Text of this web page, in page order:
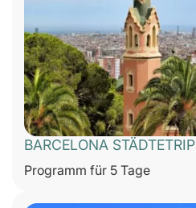
BARCELONA STÄDTETRIP
Programm für 5 Tage